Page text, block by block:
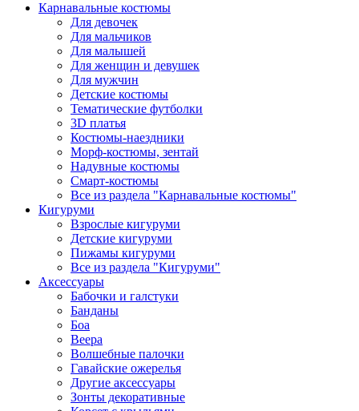
Карнавальные костюмы
Для девочек
Для мальчиков
Для малышей
Для женщин и девушек
Для мужчин
Детские костюмы
Тематические футболки
3D платья
Костюмы-наездники
Морф-костюмы, зентай
Надувные костюмы
Смарт-костюмы
Все из раздела "Карнавальные костюмы"
Кигуруми
Взрослые кигуруми
Детские кигуруми
Пижамы кигуруми
Все из раздела "Кигуруми"
Аксессуары
Бабочки и галстуки
Банданы
Боа
Веера
Волшебные палочки
Гавайские ожерелья
Другие аксессуары
Зонты декоративные